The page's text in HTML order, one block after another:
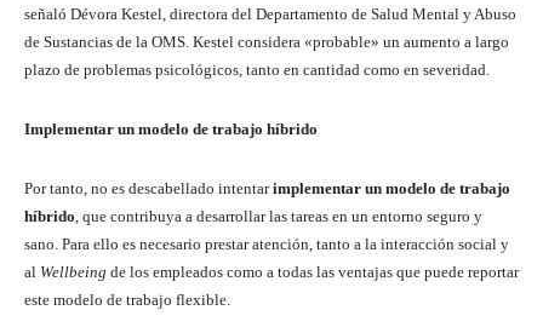
señaló Dévora Kestel, directora del Departamento de Salud Mental y Abuso
de Sustancias de la OMS. Kestel considera «probable» un aumento a largo
plazo de problemas psicológicos, tanto en cantidad como en severidad.
Implementar un modelo de trabajo híbrido
Por tanto, no es descabellado intentarimplementar un modelo de trabajo
híbrido, que contribuya a desarrollar las tareas en un entorno seguro y
sano. Para ello es necesario prestar atención, tanto a la interacción social y
al Wellbeing de los empleados como a todas las ventajas que puede reportar
este modelo de trabajo flexible.